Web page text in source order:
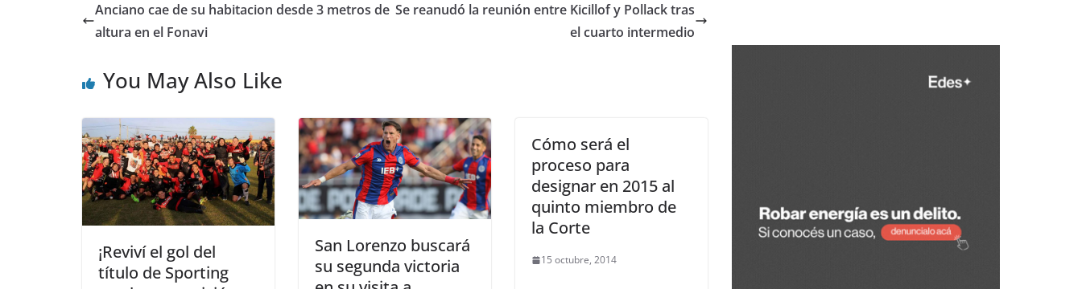
Anciano cae de su habitacion desde 3 metros de
altura en el Fonavi
Se reanudó la reunión entre Kicillof y Pollack tras
el cuarto intermedio
You May Also Like
¡Reviví el gol del
título de Sporting
San Lorenzo buscará
su segunda victoria
Cómo será el
proceso para
designar en 2015 al
quinto miembro de
la Corte
15 octubre, 2014